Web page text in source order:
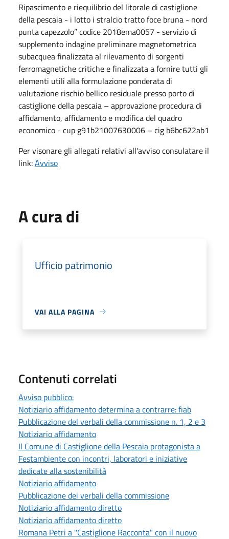
Ripascimento e riequilibrio del litorale di castiglione
della pescaia - i lotto i stralcio tratto foce bruna - nord
punta capezzolo” codice 2018ema0057 - servizio di
supplemento indagine preliminare magnetometrica
subacquea finalizzata al rilevamento di sorgenti
ferromagnetiche critiche e finalizzata a fornire tutti gli
elementi utili alla formulazione ponderata di
valutazione rischio bellico residuale presso porto di
castiglione della pescaia – approvazione procedura di
affidamento, affidamento e modifica del quadro
economico - cup g91b21007630006 – cig b6bc622ab1
Per visonare gli allegati relativi all'avviso consulatare il
link:Avviso
A cura di
Ufficio patrimonio
VAI ALLA PAGINA
Contenuti correlati
Avviso pubblico:
Notiziario affidamento determina a contrarre: fiab
Pubblicazione del verbali della commissione n. 1, 2 e 3
Notiziario affidamento
Il Comune di Castiglione della Pescaia protagonista a
Festambiente con incontri, laboratori e iniziative
dedicate alla sostenibilità
Notiziario affidamento
Pubblicazione dei verbali della commissione
Notiziario affidamento diretto
Notiziario affidamento diretto
Romana Petri a "Castiglione Racconta" con il nuovo